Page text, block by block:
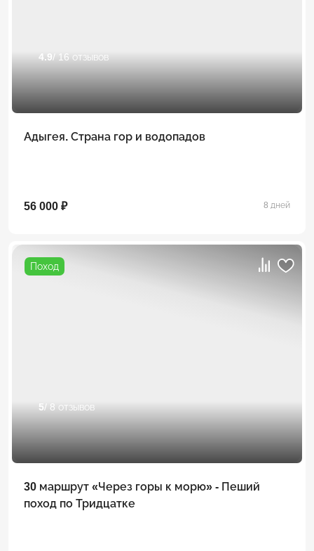
4.9/ 16 отзывов
Адыгея. Страна гор и водопадов
56 000 ₽ 8 дней
Поход
5/ 8 отзывов
30 маршрут «Через горы к морю» - Пеший
поход по Тридцатке